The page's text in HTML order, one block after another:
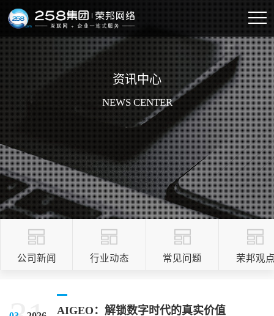
资讯中心
NEWS CENTER
公司新闻 行业动态 常见问题 荣邦观
AIGEO：解锁数字时代的真实价值